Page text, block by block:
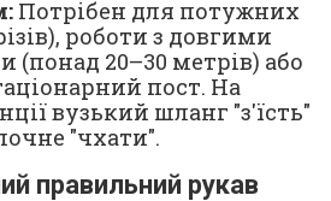
Потрібен для потужних
роботи з довгими
(понад 20–30 метрів) або
пост. На
вузький шланг "з'їсть"
"чхати".
правильний рукав